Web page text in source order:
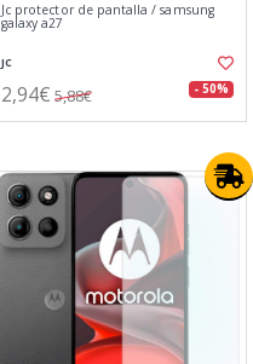
Jc protector de pantalla / samsung
galaxy a27
JC
2,94€ 5,88€ - 50%